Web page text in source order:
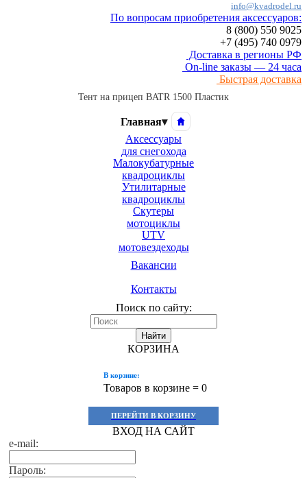
info@kvadrodel.ru
По вопросам приобретения аксессуаров:
8 (800) 550 9025
+7 (495) 740 0979
Доставка в регионы РФ
On-line заказы — 24 часа
Быстрая доставка
Тент на прицеп BATR 1500 Пластик
Главная▾
Аксессуары
для снегохода
Малокубатурные
квадроциклы
Утилитарные
квадроциклы
Скутеры
мотоциклы
UTV
мотовездеходы
Вакансии
Контакты
Поиск по сайту:
Найти
КОРЗИНА
В корзине:
Товаров в корзине = 0
ПЕРЕЙТИ В КОРЗИНУ
ВХОД НА САЙТ
e-mail:
Пароль: